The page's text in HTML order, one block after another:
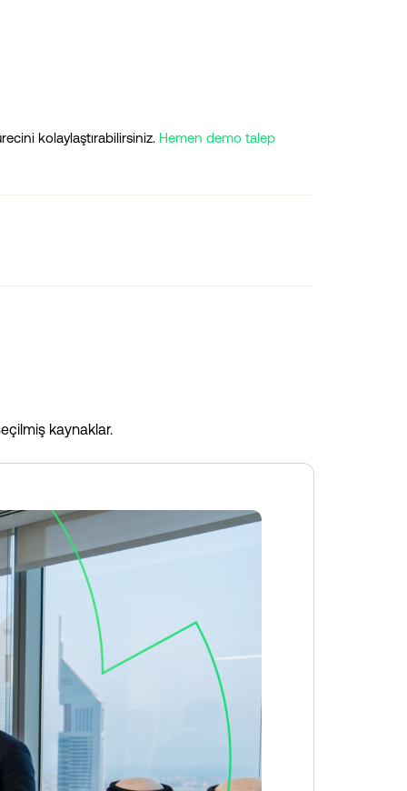
kolaylaştırabilirsiniz. Hemen demo talep
kaynaklar.